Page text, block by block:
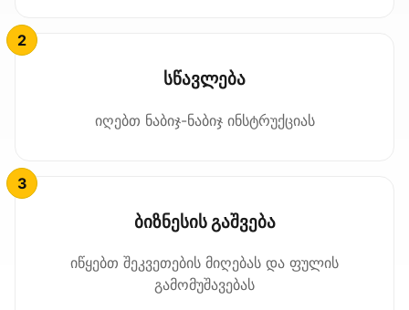
სწავლება
იღებთ ნაბიჯ-ნაბიჯ ინსტრუქციას
ბიზნესის გაშვება
იწყებთ შეკვეთების მიღებას და ფულის
გამომუშავებას